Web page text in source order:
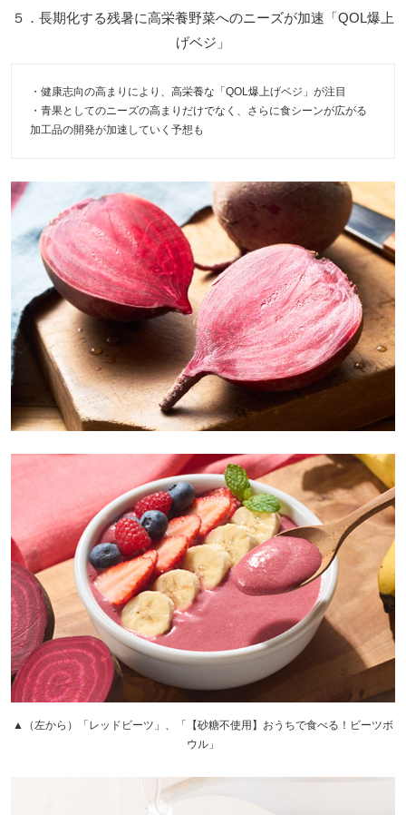
５．長期化する残暑に高栄養野菜へのニーズが加速「QOL爆上
げベジ」
・健康志向の高まりにより、高栄養な「QOL爆上げベジ」が注目
・青果としてのニーズの高まりだけでなく、さらに食シーンが広がる
加工品の開発が加速していく予想も
▲（左から）「レッドビーツ」、「【砂糖不使用】おうちで食べる！ビーツボ
ウル」